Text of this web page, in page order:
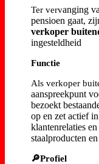
Ter vervanging
pensioen gaat,
verkoper
ingesteldheid
Functie
Als verkoper
aanspreekpunt
bezoekt
op en zet actief
klantenrelaties
staalproducten
🔎Profiel